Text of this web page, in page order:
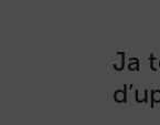
Ja